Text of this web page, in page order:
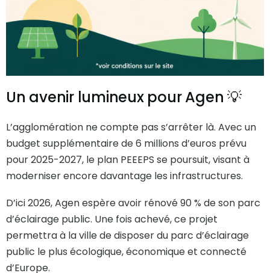
Un avenir lumineux pour Agen 💡
L’agglomération ne compte pas s’arrêter là. Avec un
budget supplémentaire de 6 millions d’euros prévu
pour 2025-2027, le plan PEEEPS se poursuit, visant à
moderniser encore davantage les infrastructures.
D’ici 2026, Agen espère avoir rénové 90 % de son parc
d’éclairage public. Une fois achevé, ce projet
permettra à la ville de disposer du parc d’éclairage
public le plus écologique, économique et connecté
d’Europe.